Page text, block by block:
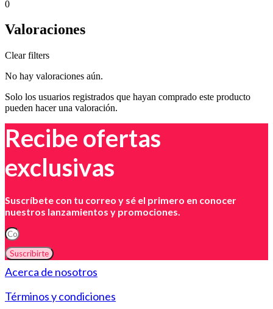
0
Valoraciones
Clear filters
No hay valoraciones aún.
Solo los usuarios registrados que hayan comprado este producto
pueden hacer una valoración.
Recibe ofertas
exclusivas
Suscríbete con tu correo y sé el primero en conocer
nuestros lanzamientos y promociones.
Suscribirte
Acerca de nosotros
Términos y condiciones